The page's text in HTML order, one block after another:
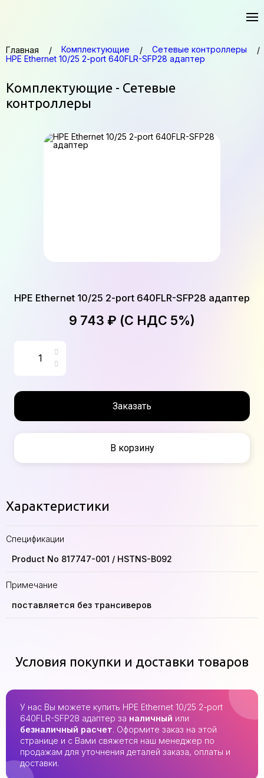
Главная Комплектующие
Сетевые контроллеры
HPE Ethernet 10/25 2-port 640FLR-SFP28 адаптер
Комплектующие - Сетевые
контроллеры
HPE Ethernet 10/25 2-port 640FLR-SFP28 адаптер
9 743 ₽ (С НДС 5%)
Заказать
В корзину
Характеристики
Спецификации
Product No 817747-001 / HSTNS-B092
Примечание
поставляется без трансиверов
Условия покупки и доставки товаров
У нас Вы можете купить HPE Ethernet 10/25 2-port
640FLR-SFP28 адаптер за наличный или
безналичный расчет. Оформите заказ на этой
странице и с Вами свяжется наш менеджер по
продажам для уточнения деталей заказа, оплаты и
доставки.